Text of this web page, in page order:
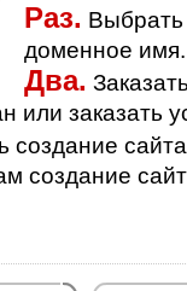
Раз. Выбрать
доменное имя.
Два.
или заказать
создание
создание